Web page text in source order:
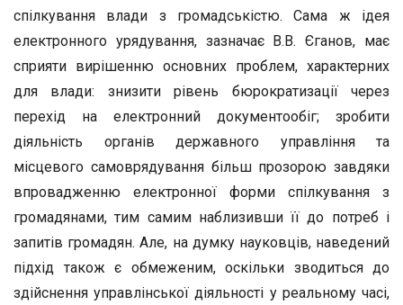
спілкування влади з громадськістю. Сама ж ідея
електронного урядування, зазначає В.В. Єганов, має
сприяти вирішенню основних проблем, характерних
для влади: знизити рівень бюрократизації через
перехід на електронний документообіг; зробити
діяльність органів державного управління та
місцевого самоврядування більш прозорою завдяки
впровадженню електронної форми спілкування з
громадянами, тим самим наблизивши її до потреб і
запитів громадян. Але, на думку науковців, наведений
підхід також є обмеженим, оскільки зводиться до
здійснення управлінської діяльності у реальному часі,